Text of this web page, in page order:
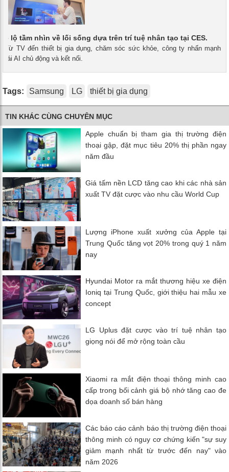
lộ tầm nhìn về lối sống dựa trên trí tuệ nhân tạo tại CES.
Từ TV đến thiết bị gia dụng, chăm sóc sức khỏe, công ty nhấn mạnh
AI chủ động và kết nối.
Tags: Samsung LG thiết bị gia dụng
TIN KHÁC CÙNG CHUYÊN MỤC
Apple chuẩn bị tham gia thị trường điện
thoại gập, đặt mục tiêu 20% thị phần ngay
năm đầu
Giá tấm nền LCD tăng cao khi các nhà sản
xuất TV đặt cược vào nhu cầu World Cup
Lượng iPhone xuất xưởng của Apple tại
Trung Quốc tăng vọt 20% trong quý 1 năm
nay
Hyundai Motor ra mắt thương hiệu xe điện
Ioniq tại Trung Quốc, giới thiệu hai mẫu xe
concept
LG Uplus đặt cược vào trí tuệ nhân tạo
giọng nói để mở rộng toàn cầu
Xiaomi ra mắt điện thoại thông minh cao
cấp trong bối cảnh giá bộ nhớ tăng cao đe
dọa doanh số bán hàng
Các báo cáo cảnh báo thị trường điện thoại
thông minh có nguy cơ chứng kiến ​​"sự suy
giảm mạnh nhất từ ​​trước đến nay" vào
năm 2026